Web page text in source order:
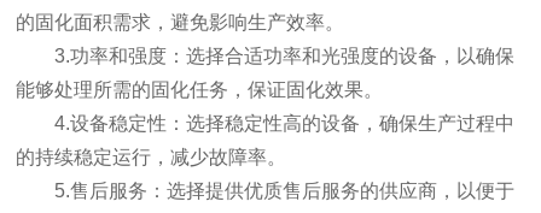
的固化面积需求，避免影响生产效率。
3.功率和强度：选择合适功率和光强度的设备，以确保
能够处理所需的固化任务，保证固化效果。
4.设备稳定性：选择稳定性高的设备，确保生产过程中
的持续稳定运行，减少故障率。
5.售后服务：选择提供优质售后服务的供应商，以便于